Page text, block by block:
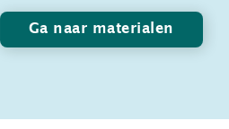
Ga naar materialen